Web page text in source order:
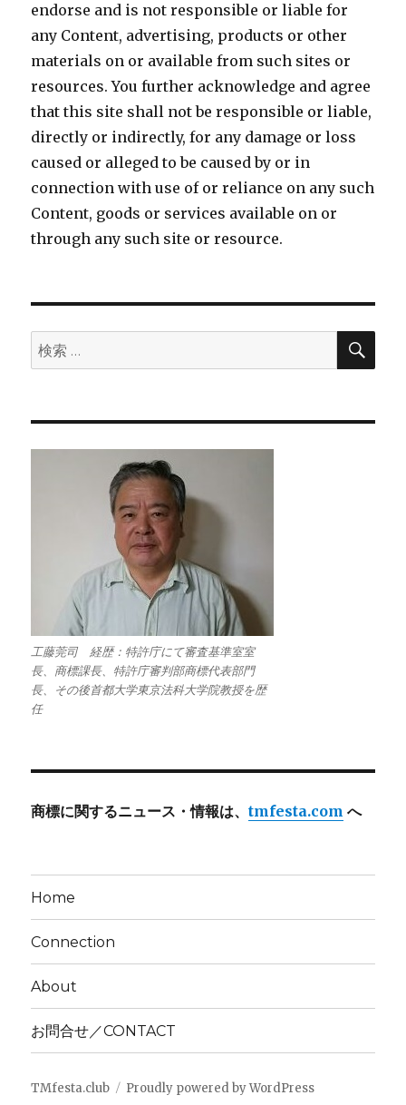
endorse and is not responsible or liable for
any Content, advertising, products or other
materials on or available from such sites or
resources. You further acknowledge and agree
that this site shall not be responsible or liable,
directly or indirectly, for any damage or loss
caused or alleged to be caused by or in
connection with use of or reliance on any such
Content, goods or services available on or
through any such site or resource.
検
索:
検
工藤莞司 経歴：特許庁にて審査基準室室
長、商標課長、特許庁審判部商標代表部門
長、その後首都大学東京法科大学院教授を歴
任
商標に関するニュース・情報は、tmfesta.com へ
Home
Connection
About
お問合せ／CONTACT
TMfesta.club Proudly powered by WordPress